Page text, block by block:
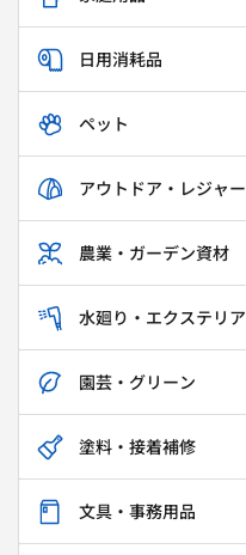
日用消耗品
ペット
アウトドア・レジャー
農業・ガーデン資材
水廻り・エクステリア
園芸・グリーン
塗料・接着補修
文具・事務用品